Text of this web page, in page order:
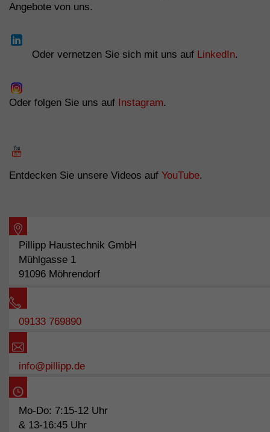
Angebote von uns.
Oder vernetzen Sie sich mit uns auf LinkedIn.
Oder folgen Sie uns auf Instagram.
Entdecken Sie unsere Videos auf YouTube.
Pillipp Haustechnik GmbH
Mühlgasse 1
91096 Möhrendorf
09133 769890
info@pillipp.de
Mo-Do: 7:15-12 Uhr
& 13-16:45 Uhr